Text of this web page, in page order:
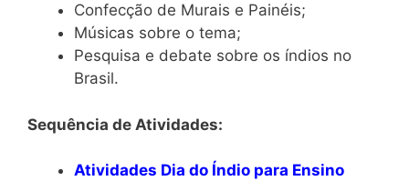
Confecção de Murais e Painéis;
Músicas sobre o tema;
Pesquisa e debate sobre os índios no
Brasil.
Sequência de Atividades:
Atividades Dia do Índio para Ensino